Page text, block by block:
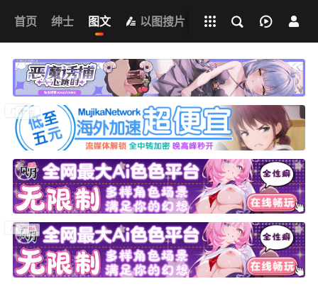
首页 绅士 图文 以图搜片 Ai榨精淫欲💋 网
全部影片